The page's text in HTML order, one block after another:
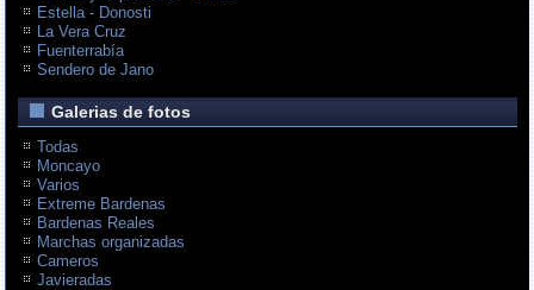
Estella - Donosti
La Vera Cruz
Fuenterrabía
Sendero de Jano
Galerias de fotos
Todas
Moncayo
Varios
Extreme Bardenas
Bardenas Reales
Marchas organizadas
Cameros
Javieradas